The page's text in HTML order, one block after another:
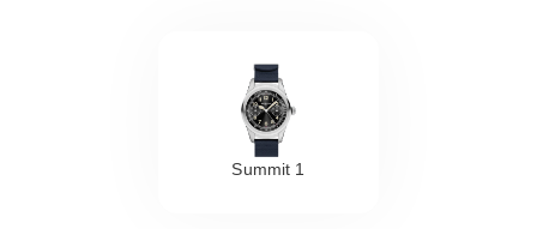
Summit 1